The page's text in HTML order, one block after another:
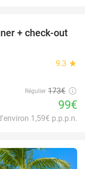
43%
+ check-out
9.3 star
Régulier 173€
99€
1,59€ p.p.p.n.